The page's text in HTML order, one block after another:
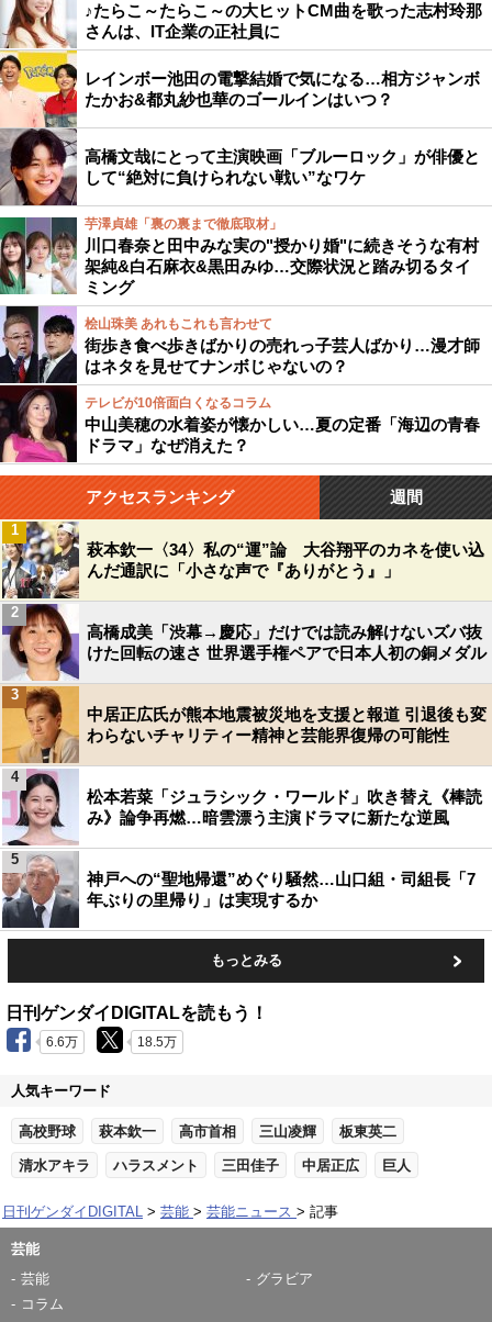
♪たらこ～たらこ～の大ヒットCM曲を歌った志村玲那
さんは、IT企業の正社員に
レインボー池田の電撃結婚で気になる…相方ジャンボ
たかお&都丸紗也華のゴールインはいつ？
高橋文哉にとって主演映画「ブルーロック」が俳優と
して“絶対に負けられない戦い”なワケ
芋澤貞雄「裏の裏まで徹底取材」
川口春奈と田中みな実の"授かり婚"に続きそうな有村
架純&白石麻衣&黒田みゆ…交際状況と踏み切るタイ
ミング
桧山珠美 あれもこれも言わせて
街歩き食べ歩きばかりの売れっ子芸人ばかり…漫才師
はネタを見せてナンボじゃないの？
テレビが10倍面白くなるコラム
中山美穂の水着姿が懐かしい…夏の定番「海辺の青春
ドラマ」なぜ消えた？
アクセスランキング 週間
萩本欽一〈34〉私の“運”論 大谷翔平のカネを使い込
んだ通訳に「小さな声で『ありがとう』」
1
高橋成美「渋幕→慶応」だけでは読み解けないズバ抜
けた回転の速さ 世界選手権ペアで日本人初の銅メダル
2
中居正広氏が熊本地震被災地を支援と報道 引退後も変
わらないチャリティー精神と芸能界復帰の可能性
3
松本若菜「ジュラシック・ワールド」吹き替え《棒読
み》論争再燃…暗雲漂う主演ドラマに新たな逆風
4
神戸への“聖地帰還”めぐり騒然…山口組・司組長「7
年ぶりの里帰り」は実現するか
5
もっとみる
日刊ゲンダイDIGITALを読もう！
6.6万 18.5万
人気キーワード
高校野球 萩本欽一 高市首相 三山凌輝 板東英二
清水アキラ ハラスメント 三田佳子 中居正広 巨人
日刊ゲンダイDIGITAL 芸能 芸能ニュース 記事
芸能
芸能
グラビア
コラム